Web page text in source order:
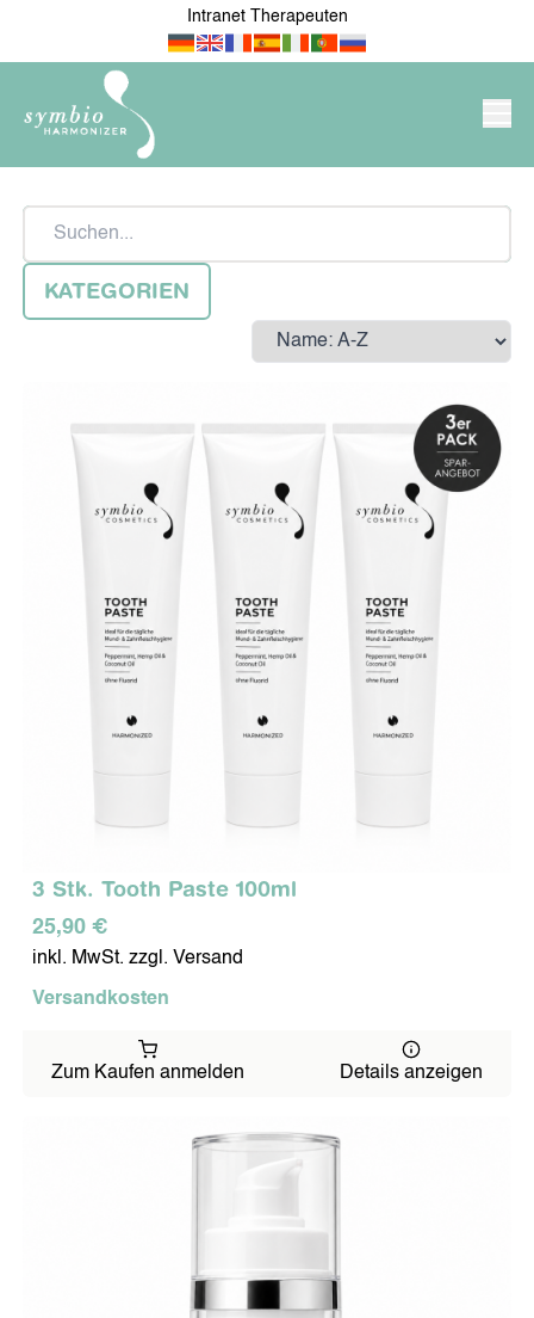
Intranet Therapeuten
FÜR MEINE WOHNUNG /
MEIN HAUS
MEIN ARBEITSPLATZ &
UNTERNEHMEN
THERAPEUTEN
FÜR MEINE TIERE MOBILE ENDGERÄTE
FÜR MEINE FAHRT & REISEN MEIN SCHUTZ UNTERWEGS
GESICHTSPFLEGE
WEITERE PRODUKTE
DORA OXYGEN
MEINE GESUNDE
ERNÄHRUNG
KATEGORIEN
Sort by
3 Stk. Tooth Paste 100ml
25,90 €
inkl. MwSt. zzgl. Versand
Versandkosten
Zum Kaufen anmelden Details anzeigen